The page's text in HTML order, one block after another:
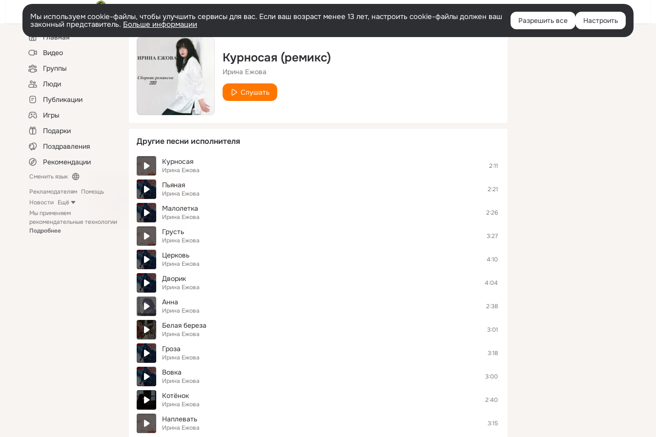
Войти
Мы используем cookie-файлы, чтобы улучшить сервисы для вас. Если ваш возраст менее 13 лет, настроить cookie-файлы должен ваш
законный представитель. Больше информации Разрешить все Настроить
Левая
колонкаГлавная
Видео
Группы
Люди
Публикации
Игры
Подарки
Поздравления
Рекомендации
Сменить язык
Рекламодателям Помощь
Новости Ещё
Мы применяем
рекомендательные технологии
Подробнее
Курносая (ремикс)
Ирина Ежова
Слушать
Другие песни исполнителя
Курносая
Ирина Ежова
2:11
Пьяная
Ирина Ежова
2:21
Малолетка
Ирина Ежова
2:26
Грусть
Ирина Ежова
3:27
Церковь
Ирина Ежова
4:10
Дворик
Ирина Ежова
4:04
Анна
Ирина Ежова
2:38
Белая береза
Ирина Ежова
3:01
Гроза
Ирина Ежова
3:18
Вовка
Ирина Ежова
3:00
Котёнок
Ирина Ежова
2:40
Наплевать
Ирина Ежова
3:15